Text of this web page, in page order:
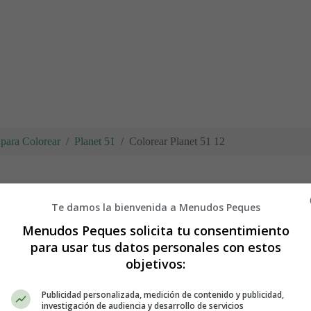
Colorear Planet 51 Colorear Planet 51 12
imprimir y colorear personajes de
imprimir la lámina de colorear, es mejor guardarla primero en el
Te damos la bienvenida a Menudos Peques
Menudos Peques solicita tu consentimiento
para usar tus datos personales con estos
objetivos:
Publicidad personalizada, medición de contenido y publicidad,
investigación de audiencia y desarrollo de servicios